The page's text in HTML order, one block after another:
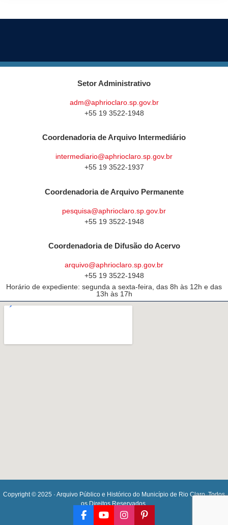
Setor Administrativo
adm@aphrioclaro.sp.gov.br
+55 19 3522-1948
Coordenadoria de Arquivo Intermediário
intermediario@aphrioclaro.sp.gov.br
+55 19 3522-1937
Coordenadoria de Arquivo Permanente
pesquisa@aphrioclaro.sp.gov.br
+55 19 3522-1948
Coordenadoria de Difusão do Acervo
arquivo@aphrioclaro.sp.gov.br
+55 19 3522-1948
Horário de expediente: segunda a sexta-feira, das 8h às 12h e das
13h às 17h
Copyright © 2025 · Arquivo Público e Histórico do Município de Rio Claro. Todos
os Direitos Reservados.